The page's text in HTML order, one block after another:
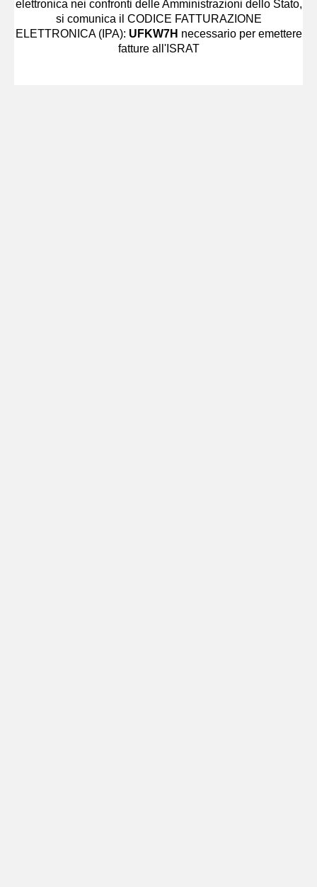
elettronica nei confronti delle Amministrazioni dello Stato,
si comunica il CODICE FATTURAZIONE
ELETTRONICA (IPA): UFKW7H necessario per emettere
fatture all'ISRAT